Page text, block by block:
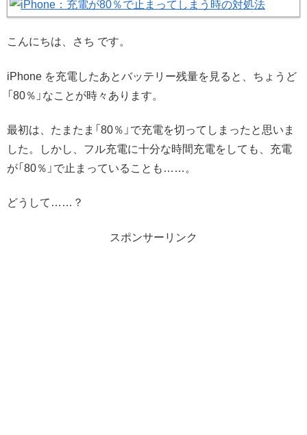
こんにちは、さち です。
iPhone を充電したあとバッテリー残量を見ると、ちょうど
「80％」なことが時々あります。
最初は、たまたま「80％」で充電を切ってしまったと思いま
した。しかし、フル充電に十分な時間充電をしても、充電
が「80％」で止まっていることも……。
どうして……？
スポンサーリンク